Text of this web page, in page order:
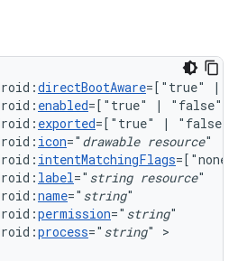
directBootAware=["true"
|
enabled=["true" |
exported=["true" |
icon=" drawable resource
intentMatchingFlags=["none"
label=" string resource
name=" string
permission=" string
process=" string"